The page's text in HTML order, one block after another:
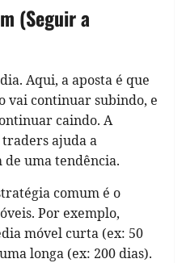
(Seguir a
Aqui, a aposta é que
vai continuar subindo, e
caindo. A
ajuda a
uma tendência.
comum é o
Por exemplo,
móvel curta (ex: 50
longa (ex: 200 dias).